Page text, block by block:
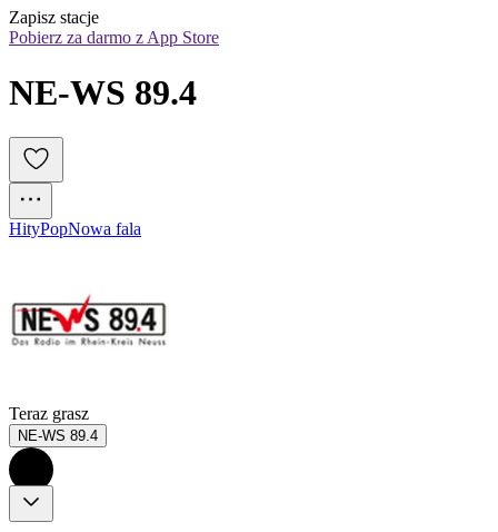
Zapisz stacje
Pobierz za darmo z App Store
NE-WS 89.4
HityPopNowa fala
Teraz grasz
NE-WS 89.4